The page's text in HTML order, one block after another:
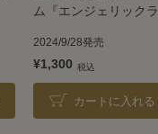
ム『エンジェリックラ
＞
2024/9/28発売
¥1,300
カートに入れる